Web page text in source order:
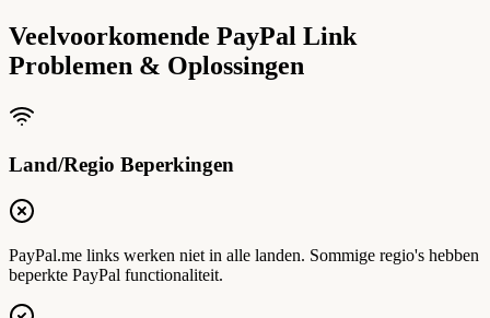
Veelvoorkomende PayPal Link
Problemen & Oplossingen
Land/Regio Beperkingen
PayPal.me links werken niet in alle landen. Sommige regio's hebben
beperkte PayPal functionaliteit.